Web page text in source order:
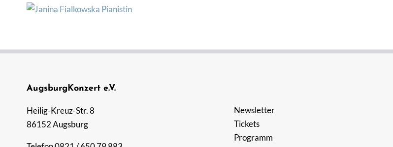
AugsburgKonzert e.V.
Heilig-Kreuz-Str. 8
86152 Augsburg
Newsletter
Tickets
Programm